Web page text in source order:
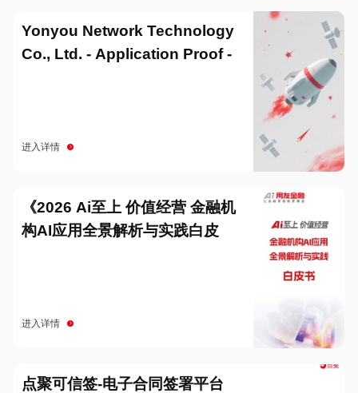
Yonyou Network Technology
Co., Ltd. - Application Proof -
进入详情
《2026 Ai至上 价值经营 金融机
构AI应用全景解析与实践白皮
进入详情
点聚可信签-电子合同签署平台